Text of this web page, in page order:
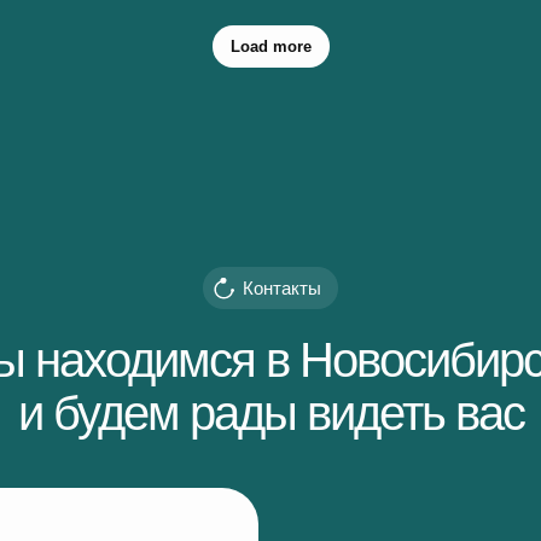
Load more
находимся в
и будем рады видеть вас
Контакты